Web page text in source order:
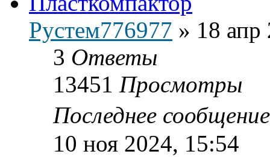
Рустем776977 » 18 апр
3 Ответы
13451 Просмотры
Последнее
10 ноя 2024, 15:54